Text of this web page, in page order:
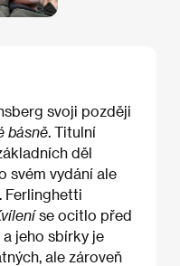
svoji později
básně . Titulní
děl
svém vydání ale
Ferlinghetti
se ocitlo před
jeho sbírky je
ale zároveň